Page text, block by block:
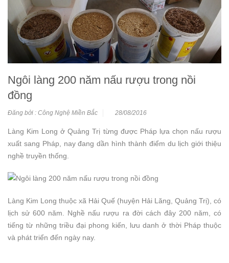
Ngôi làng 200 năm nấu rượu trong nồi
đồng
Đăng bởi : Công Nghệ Miền Bắc 28/08/2016
Làng Kim Long ở Quảng Trị từng được Pháp lựa chọn nấu rượu
xuất sang Pháp, nay đang dần hình thành điểm du lịch giới thiệu
nghề truyền thống.
Làng Kim Long thuộc xã Hải Quế (huyện Hải Lăng, Quảng Trị), có
lịch sử 600 năm. Nghề nấu rượu ra đời cách đây 200 năm, có
tiếng từ những triều đại phong kiến, lưu danh ở thời Pháp thuộc
và phát triển đến ngày nay.